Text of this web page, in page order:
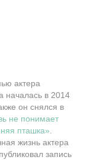
актера
началась в 2014
он снялся в
не понимает
пташка»
жизнь актера
запись